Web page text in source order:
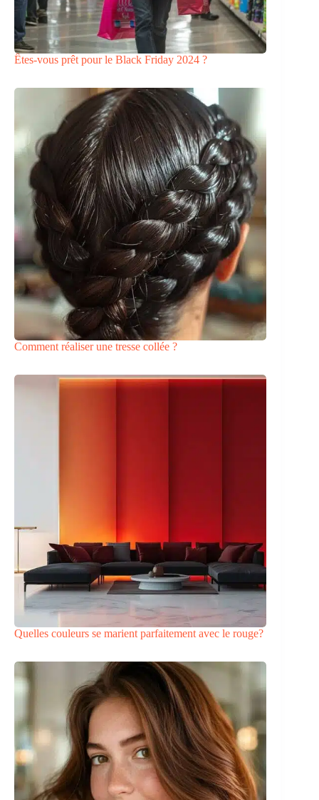
Êtes-vous prêt pour le Black Friday 2024 ?
Comment réaliser une tresse collée ?
Quelles couleurs se marient parfaitement avec le rouge?